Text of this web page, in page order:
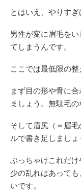
とはいえ、やりすぎ
男性が変に眉毛を
てしまうんです。
ここでは最低限の整
まず目の形や骨に合
ましょう。無駄毛の
そして眉尻（＝眉
ルで書き足しましょ
ぶっちゃけこれだ
少の乱れはあって
いです。